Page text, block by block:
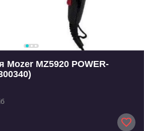
MZ5920 POWER-